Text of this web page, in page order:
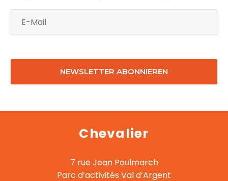
laisser
champ
Chevalier
7 rue Jean Poulmarch
Parc d’activités Val d’Argent